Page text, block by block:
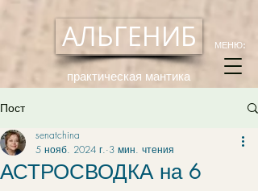
АЛЬГЕНИБ
практическая мантика
МЕНЮ:
Пост
АСТРОСВОДКА на 6
senatchina
5 нояб. 2024 г. 3 мин. чтения